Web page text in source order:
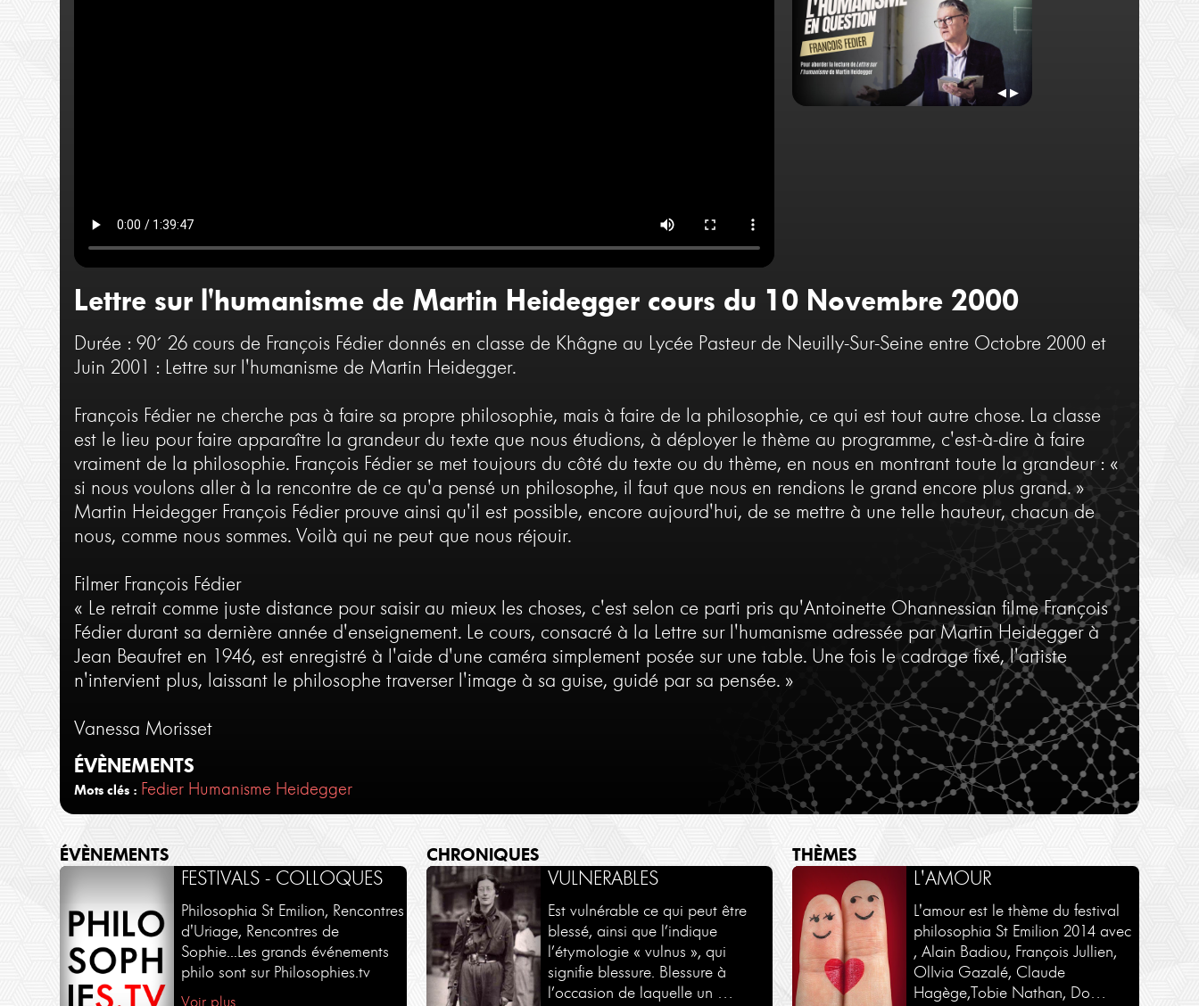
François Fédier
◀▶
Lettre sur l'humanisme de Martin Heidegger cours du 10 Novembre 2000
Durée : 90´ 26 cours de François Fédier donnés en classe de Khâgne au Lycée Pasteur de Neuilly-Sur-Seine entre Octobre 2000 et
Juin 2001 : Lettre sur l'humanisme de Martin Heidegger.
François Fédier ne cherche pas à faire sa propre philosophie, mais à faire de la philosophie, ce qui est tout autre chose. La classe
est le lieu pour faire apparaître la grandeur du texte que nous étudions, à déployer le thème au programme, c'est-à-dire à faire
vraiment de la philosophie. François Fédier se met toujours du côté du texte ou du thème, en nous en montrant toute la grandeur : «
si nous voulons aller à la rencontre de ce qu'a pensé un philosophe, il faut que nous en rendions le grand encore plus grand. »
Martin Heidegger François Fédier prouve ainsi qu'il est possible, encore aujourd'hui, de se mettre à une telle hauteur, chacun de
nous, comme nous sommes. Voilà qui ne peut que nous réjouir.
Filmer François Fédier
« Le retrait comme juste distance pour saisir au mieux les choses, c'est selon ce parti pris qu'Antoinette Ohannessian filme François
Fédier durant sa dernière année d'enseignement. Le cours, consacré à la Lettre sur l'humanisme adressée par Martin Heidegger à
Jean Beaufret en 1946, est enregistré à l'aide d'une caméra simplement posée sur une table. Une fois le cadrage fixé, l'artiste
n'intervient plus, laissant le philosophe traverser l'image à sa guise, guidé par sa pensée. »
Vanessa Morisset
ÉVÈNEMENTS
Mots clés : Fedier Humanisme Heidegger
ÉVÈNEMENTS
FESTIVALS - COLLOQUES
Philosophia St Emilion, Rencontres
d'Uriage, Rencontres de
Sophie...Les grands événements
philo sont sur Philosophies.tv
Voir plus
DIALOGUES -
RENCONTRES
Des dialogues en partenariat
avec le Monde des religions et
Philosophie Magazine
SÉMINAIRES - COURS
Une sélection de séminaires en
intégralité et en exclusivité sur
Philosophies.tv
Voir plus
CHRONIQUES
VULNERABLES
Est vulnérable ce qui peut être
blessé, ainsi que l’indique
l’étymologie « vulnus », qui
signifie blessure. Blessure à
l’occasion de laquelle un …
AUTOUR D'UN LIVRE
Une sélection d'ouvrages par
leurs auteurs.
Voir plus
THÈMES
L'AMOUR
L'amour est le thème du festival
philosophia St Emilion 2014 avec
, Alain Badiou, François Jullien,
OlIvia Gazalé, Claude
Hagège,Tobie Nathan, Do…